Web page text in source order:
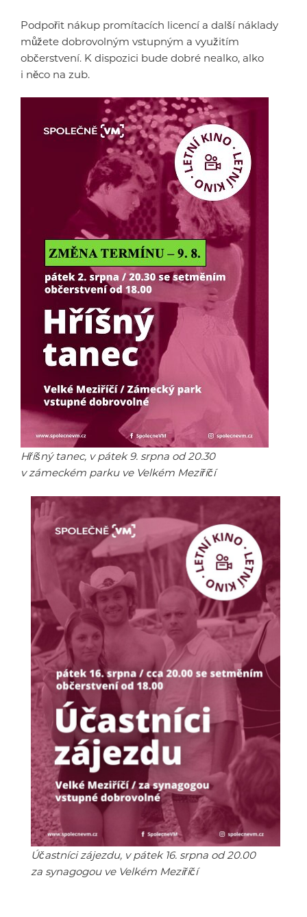
Podpořit nákup promítacích licencí a další náklady
můžete dobrovolným vstupným a využitím
občerstvení. K dispozici bude dobré nealko, alko
i něco na zub.
Hříšný tanec, v pátek 9. srpna od 20.30
v zámeckém parku ve Velkém Meziříčí
Účastníci zájezdu, v pátek 16. srpna od 20.00
za synagogou ve Velkém Meziříčí